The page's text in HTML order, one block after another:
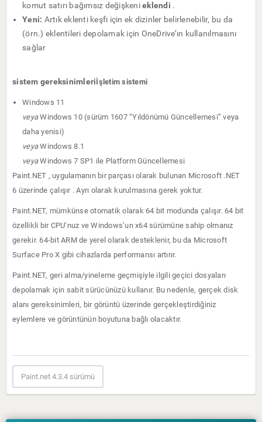
komut satırı bağımsız değişkenieklendi .
Yeni: Artık eklenti keşfi için ek dizinler belirlenebilir, bu da
(örn.) eklentileri depolamak için OneDrive’ın kullanılmasını
sağlar
sistem gereksinimleriİşletim sistemi
Windows 11
veyaWindows 10 (sürüm 1607 “Yıldönümü Güncellemesi” veya
daha yenisi)
veyaWindows 8.1
veyaWindows 7 SP1 ile Platform Güncellemesi
Paint.NET , uygulamanın bir parçası olarak bulunan Microsoft .NET
6 üzerinde çalışır . Ayrı olarak kurulmasına gerek yoktur.
Paint.NET, mümkünse otomatik olarak 64 bit modunda çalışır. 64 bit
özellikli bir CPU’nuz ve Windows’un x64 sürümüne sahip olmanız
gerekir. 64-bit ARM de yerel olarak desteklenir, bu da Microsoft
Surface Pro X gibi cihazlarda performansı artırır.
Paint.NET, geri alma/yineleme geçmişiyle ilgili geçici dosyaları
depolamak için sabit sürücünüzü kullanır. Bu nedenle, gerçek disk
alanı gereksinimleri, bir görüntü üzerinde gerçekleştirdiğiniz
eylemlere ve görüntünün boyutuna bağlı olacaktır.
Paint.net 4.3.4 sürümü